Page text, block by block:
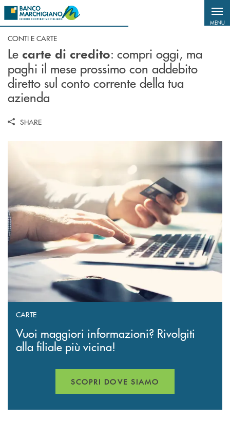
Salta al contenuto principale
MENU
CONTI E CARTE
Le carte di credito: compri oggi, ma
paghi il mese prossimo con addebito
diretto sul conto corrente della tua
azienda
SHARE
CARTE
Vuoi maggiori informazioni? Rivolgiti
alla filiale più vicina!
SCOPRI DOVE SIAMO